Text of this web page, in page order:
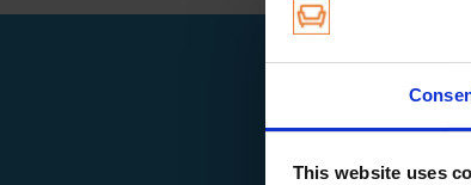
This website uses
Download meetinstructies
Verwijder het huidige wiel met stift en plaats het